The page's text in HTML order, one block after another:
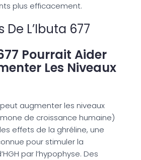
plus efficacement.
L’Ibuta 677
Pourrait Aider
Les Niveaux
peut augmenter les niveaux
de croissance humaine)
effets de la ghréline, une
pour stimuler la
par l’hypophyse. Des